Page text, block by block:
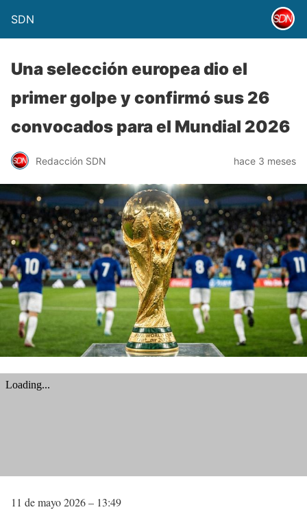
SDN
Una selección europea dio el
primer golpe y confirmó sus 26
convocados para el Mundial 2026
Redacción SDN hace 3 meses
11 de mayo 2026 – 13:49